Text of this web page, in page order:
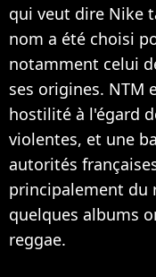
qui veut dire Nike
nom a été choisi
notamment celui
ses origines. NTM
hostilité à l'égard
violentes, et une
autorités
principalement du
quelques albums
reggae.